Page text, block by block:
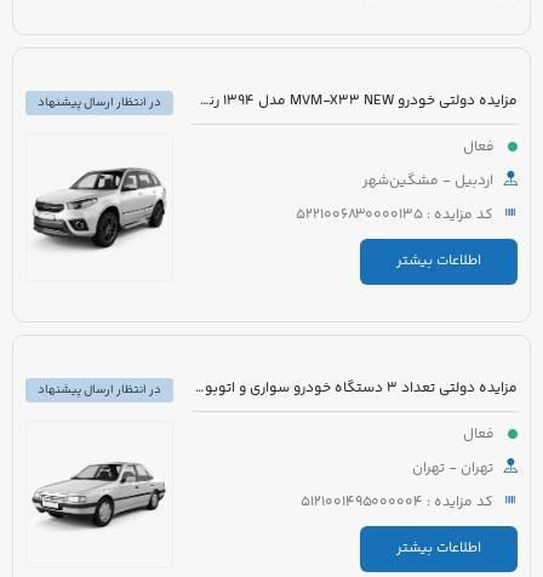
مزایده دولتی خودرو MVM-X33 NEW مدل 1394 رنگ سفید
فعال
اردبیل - مشگین‌شهر
کد مزایده : 5221006830000135
اطلاعات بیشتر
در انتظار ارسال پیشنهاد
مزایده دولتی تعداد 3 دستگاه خودرو سواری و اتوبوس
فعال
تهران - تهران
کد مزایده : 5121001495000004
اطلاعات بیشتر
در انتظار ارسال پیشنهاد